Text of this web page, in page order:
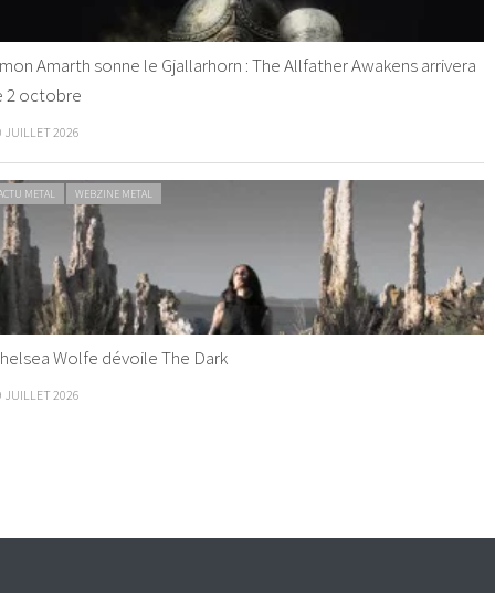
Amarth sonne le Gjallarhorn : The Allfather Awakens arrivera
2 octobre
JUILLET 2026
METAL WEBZINE METAL
Wolfe dévoile The Dark
JUILLET 2026